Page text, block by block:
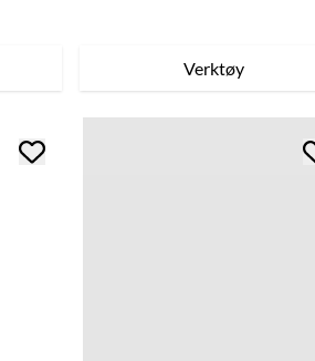
Verktøy